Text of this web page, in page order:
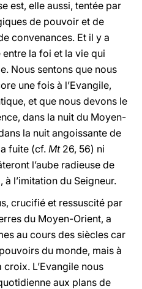
est, elle aussi, tentée par
de pouvoir et de
convenances. Et il y a
entre la foi et la vie qui
Nous sentons que nous
une fois à l’Evangile,
et que nous devons le
dans la nuit du Moyen-
la nuit angoissante de
fuite (cf. Mt26, 56) ni
l’aube radieuse de
à l’imitation du Seigneur.
crucifié et ressuscité par
du Moyen-Orient, a
au cours des siècles car
du monde, mais à
L’Evangile nous
aux plans de